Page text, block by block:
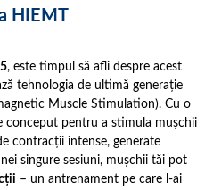
HIEMT
, este timpul să afli despre acest
tehnologia de ultimă generație
Muscle Stimulation). Cu o
conceput pentru a stimula mușchii
contracții intense, generate
singure sesiuni, mușchii tăi pot
– un antrenament pe care l-ai